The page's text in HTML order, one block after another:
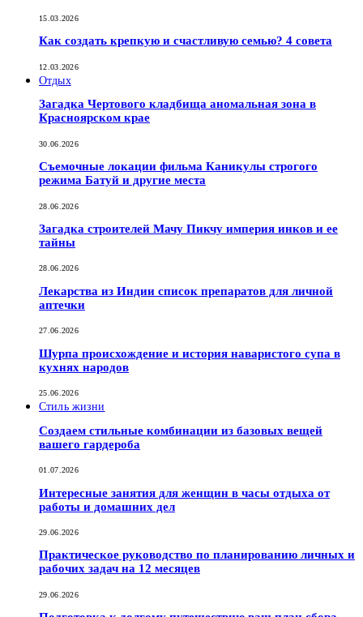
15.03.2026
Как создать крепкую и счастливую семью? 4 совета
12.03.2026
Отдых
Загадка Чертового кладбища аномальная зона в
Красноярском крае
30.06.2026
Съемочные локации фильма Каникулы строгого
режима Батуй и другие места
28.06.2026
Загадка строителей Мачу Пикчу империя инков и ее
тайны
28.06.2026
Лекарства из Индии список препаратов для личной
аптечки
27.06.2026
Шурпа происхождение и история наваристого супа в
кухнях народов
25.06.2026
Стиль жизни
Создаем стильные комбинации из базовых вещей
вашего гардероба
01.07.2026
Интересные занятия для женщин в часы отдыха от
работы и домашних дел
29.06.2026
Практическое руководство по планированию личных и
рабочих задач на 12 месяцев
29.06.2026